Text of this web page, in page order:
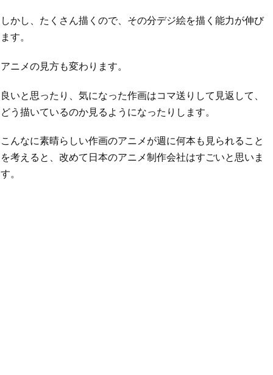
しかし、たくさん描くので、その分デジ絵を描く能力が伸び
ます。
アニメの見方も変わります。
良いと思ったり、気になった作画はコマ送りして見返して、
どう描いているのか見るようになったりします。
こんなに素晴らしい作画のアニメが週に何本も見られること
を考えると、改めて日本のアニメ制作会社はすごいと思いま
す。